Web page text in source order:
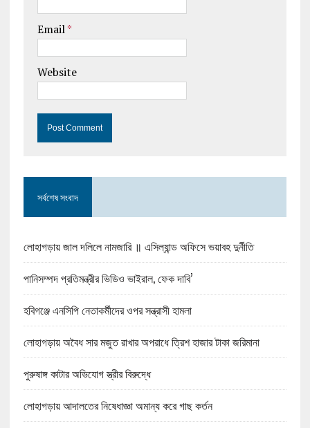
Email*
Website
সর্বশেষ সংবাদ
লোহাগড়ায় জাল দলিলে নামজারি ॥ এসিল্যান্ড অফিসে ভয়াবহ দুর্নীতি
পানিসম্পদ প্রতিমন্ত্রীর ভিডিও ভাইরাল, ফেক দাবি’
হবিগঞ্জে এনসিপি নেতাকর্মীদের ওপর সন্ত্রাসী হামলা
লোহাগড়ায় অবৈধ সার মজুত রাখার অপরাধে ত্রিশ হাজার টাকা জরিমানা
পুরুষাঙ্গ কাটার অভিযোগ স্ত্রীর বিরুদ্ধে
লোহাগড়ায় আদালতের নিষেধাজ্ঞা অমান্য করে গাছ কর্তন